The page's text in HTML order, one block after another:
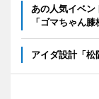
あの人気イベ
「ゴマちゃん
アイダ設計「